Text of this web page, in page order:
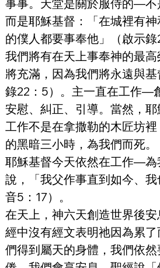
事事。天堂是關於服侍的—不
而是耶穌基督：「在城裡有
的僕人都要事奉他」（啟示錄
我們將有在天上事奉神的最
將充滿，因為我們將永遠與
錄22：5）。主一直在工作—
安慰、糾正、引導。當然，
工作不是在拿撒勒的木匠坊
的黑暗三小時，為我們而死。
耶穌基督今天依然在工作—為
說，「我父作事直到如今、
音5：17）。
在天上，神六天創造世界後
經中沒有經文表明祂因為累
們得到屬天的身體，我們依